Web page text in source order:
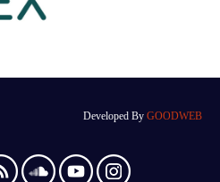
Developed By GOODWEB